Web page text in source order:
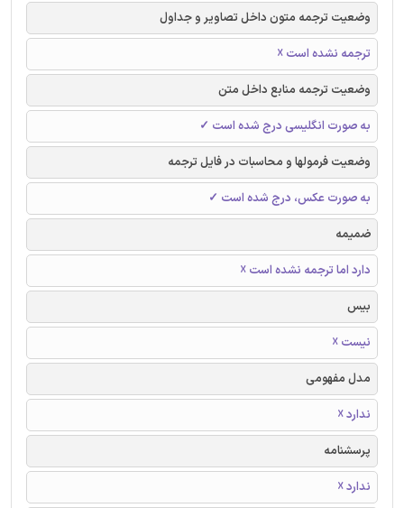
وضعیت ترجمه متون داخل تصاویر و جداول
ترجمه نشده است ☓
وضعیت ترجمه منابع داخل متن
به صورت انگلیسی درج شده است ✓
وضعیت فرمولها و محاسبات در فایل ترجمه
به صورت عکس، درج شده است ✓
ضمیمه
دارد اما ترجمه نشده است ☓
بیس
نیست ☓
مدل مفهومی
ندارد ☓
پرسشنامه
ندارد ☓